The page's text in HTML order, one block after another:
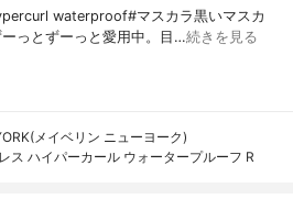
waterproof#マスカラ⁡黒いマスカ
っとずーっと愛用中。目…続きを見る
メイベリン ニューヨーク)
ス ハイパーカール ウォータープルーフ R